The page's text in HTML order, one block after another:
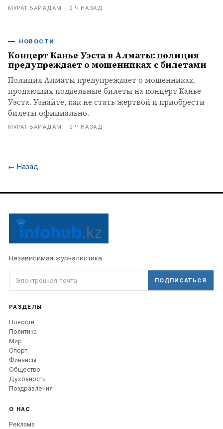
МҰРАТ БАЙҒАДАМ · 2 Ч НАЗАД
НОВОСТИ
Концерт Канье Уэста в Алматы: полиция
предупреждает о мошенниках с билетами
Полиция Алматы предупреждает о мошенниках,
продающих поддельные билеты на концерт Канье
Уэста. Узнайте, как не стать жертвой и приобрести
билеты официально.
МҰРАТ БАЙҒАДАМ · 2 Ч НАЗАД
← Назад
Независимая журналистика
ПОДПИСАТЬСЯ
РАЗДЕЛЫ
Новости
Политика
Мир
Спорт
Финансы
Общество
Духовность
Поздравления
О НАС
Реклама